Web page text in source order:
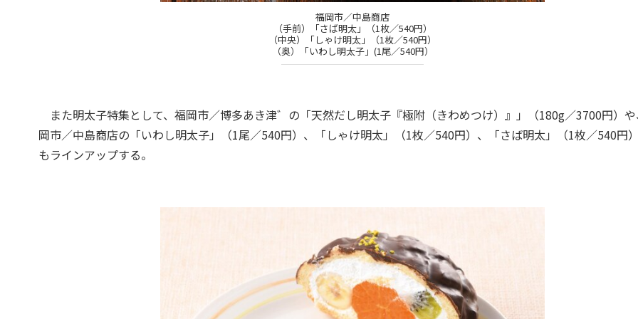
福岡市／中島商店
（手前）「さば明太」（1枚／540円）
（中央）「しゃけ明太」（1枚／540円）
（奥）「いわし明太子」(1尾／540円）
また明太子特集として、福岡市／博多あき津゛の「天然だし明太子『極附（きわめつけ）』」（180g／3700円）
岡市／中島商店の「いわし明太子」（1尾／540円）、「しゃけ明太」（1枚／540円）、「さば明太」（1枚／540円
もラインアップする。